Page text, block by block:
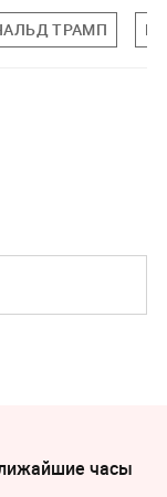
ТРАМП
часы